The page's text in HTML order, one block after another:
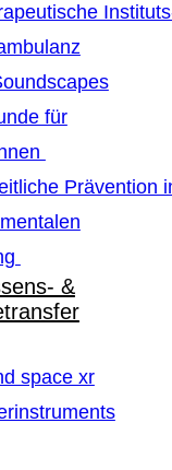
für
Prävention
&
space xr